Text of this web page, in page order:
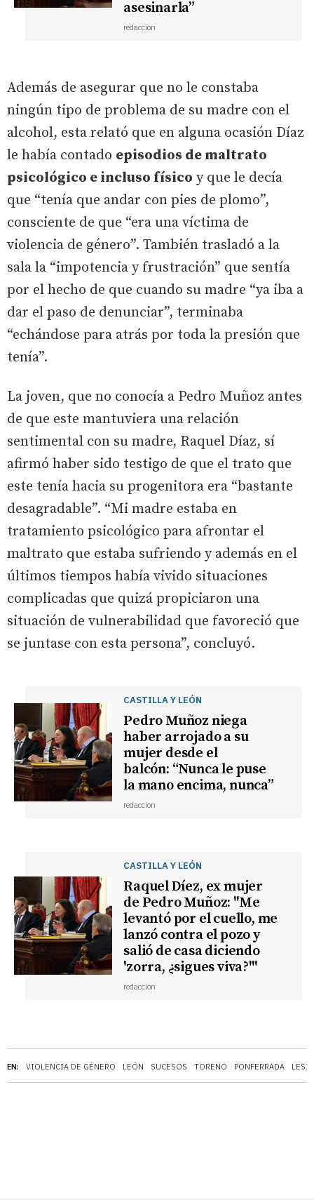
EN: VIOLENCIA DE GÉNERO LEÓN SUCESOS TORENO PONFERRADA
asesinarla”
redaccion
Además de asegurar que no le constaba
ningún tipo de problema de su madre con el
alcohol, esta relató que en alguna ocasión Díaz
le había contado episodios de maltrato
psicológico e incluso físico y que le decía
que “tenía que andar con pies de plomo”,
consciente de que “era una víctima de
violencia de género”. También trasladó a la
sala la “impotencia y frustración” que sentía
por el hecho de que cuando su madre “ya iba a
dar el paso de denunciar”, terminaba
“echándose para atrás por toda la presión que
tenía”.
La joven, que no conocía a Pedro Muñoz antes
de que este mantuviera una relación
sentimental con su madre, Raquel Díaz, sí
afirmó haber sido testigo de que el trato que
este tenía hacia su progenitora era “bastante
desagradable”. “Mi madre estaba en
tratamiento psicológico para afrontar el
maltrato que estaba sufriendo y además en el
últimos tiempos había vivido situaciones
complicadas que quizá propiciaron una
situación de vulnerabilidad que favoreció que
se juntase con esta persona”, concluyó.
CASTILLA Y LEÓN
Pedro Muñoz niega
haber arrojado a su
mujer desde el
balcón: “Nunca le puse
la mano encima, nunca”
redaccion
CASTILLA Y LEÓN
Raquel Díez, ex mujer
de Pedro Muñoz: "Me
levantó por el cuello, me
lanzó contra el pozo y
salió de casa diciendo
'zorra, ¿sigues viva?'''
redaccion